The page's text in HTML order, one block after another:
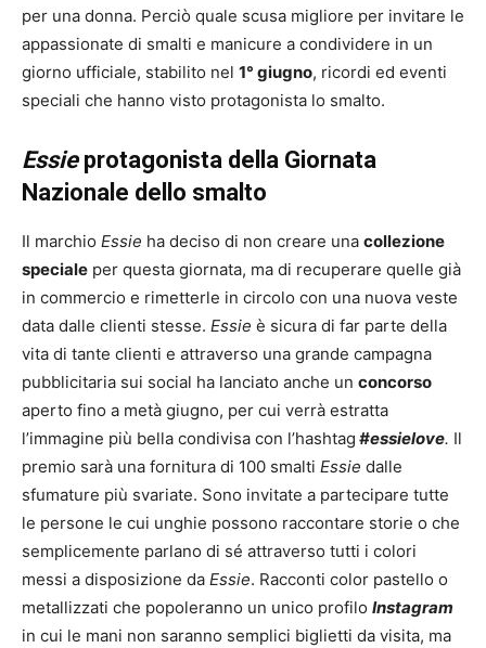
per una donna. Perciò quale scusa migliore per invitare le
appassionate di smalti e manicure a condividere in un
giorno ufficiale, stabilito nel 1° giugno, ricordi ed eventi
speciali che hanno visto protagonista lo smalto.
Essieprotagonista della Giornata
Nazionale dello smalto
Il marchio Essie ha deciso di non creare una collezione
speciale per questa giornata, ma di recuperare quelle già
in commercio e rimetterle in circolo con una nuova veste
data dalle clienti stesse. Essie è sicura di far parte della
vita di tante clienti e attraverso una grande campagna
pubblicitaria sui social ha lanciato anche un concorso
aperto fino a metà giugno, per cui verrà estratta
l’immagine più bella condivisa con l’hashtag #essielove. Il
premio sarà una fornitura di 100 smalti Essie dalle
sfumature più svariate. Sono invitate a partecipare tutte
le persone le cui unghie possono raccontare storie o che
semplicemente parlano di sé attraverso tutti i colori
messi a disposizione da Essie. Racconti color pastello o
metallizzati che popoleranno un unico profilo Instagram
in cui le mani non saranno semplici biglietti da visita, ma